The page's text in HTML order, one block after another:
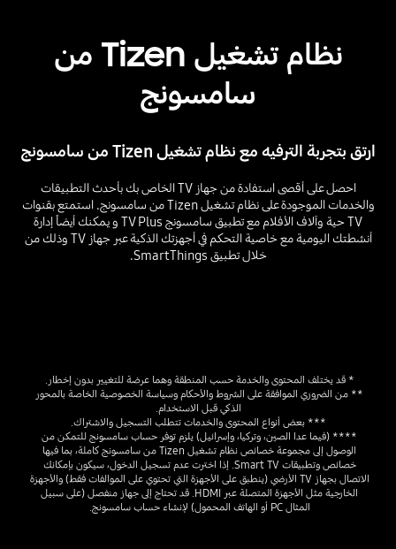
نظام تشغيل Tizen من
سامسونج
ارتق بتجربة الترفيه مع نظام تشغيل Tizen من سامسونج
احصل على أقصى استفادة من جهاز TV الخاص بك بأحدث التطبيقات
والخدمات الموجودة على نظام تشغيل Tizen من سامسونج. استمتع بقنوات
TV حية وآلاف الأفلام مع تطبيق سامسونج TV Plus و يمكنك أيضاً إدارة
أنشطتك اليومية مع خاصية التحكم في أجهزتك الذكية عبر جهاز TV وذلك من
خلال تطبيق SmartThings.
* قد يختلف المحتوى والخدمة حسب المنطقة وهما عرضة للتغيير بدون إخطار.
الذكي قبل الاستخدام.
*** بعض أنواع المحتوى والخدمات تتطلب التسجيل والاشتراك.
المثال PC أو الهاتف المحمول) لإنشاء حساب سامسونج.